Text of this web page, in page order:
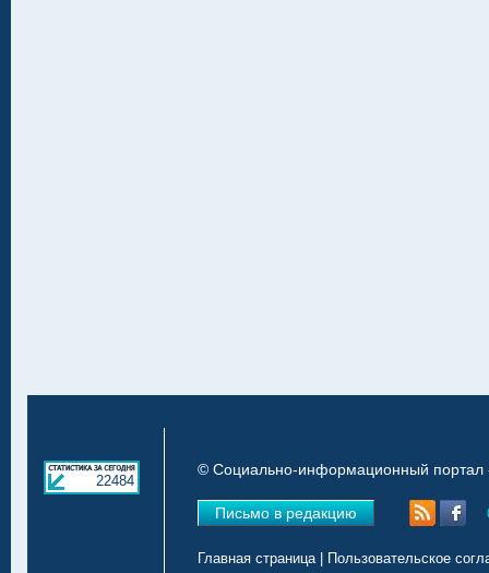
22484
© Социально-информационный портал
Письмо в редакцию
Главная страница| Пользовательское